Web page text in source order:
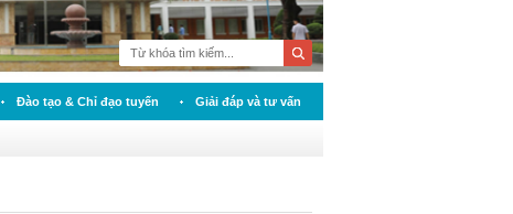
Đào tạo & Chỉ đạo tuyến Giải đáp và tư vấn